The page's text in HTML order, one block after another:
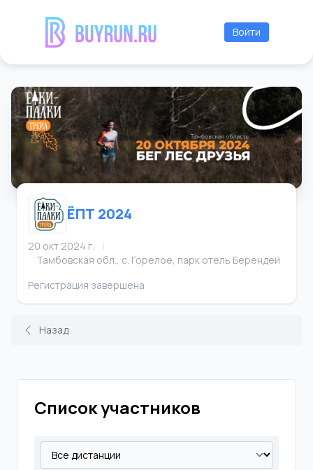
Войти
ЁПТ 2024
20 окт 2024 г.
|
Тамбовская обл., с. Горелое, парк отель Берендей
Регистрация завершена
Назад
Список участников